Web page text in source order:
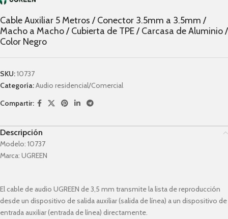
Cable Auxiliar 5 Metros / Conector 3.5mm a 3.5mm /
Macho a Macho / Cubierta de TPE / Carcasa de Aluminio /
Color Negro
SKU:10737
Categoría:Audio residencial/Comercial
Compartir:
Descripción
Modelo: 10737
Marca: UGREEN
El cable de audio UGREEN de 3,5 mm transmite la lista de reproducción
desde un dispositivo de salida auxiliar (salida de línea) a un dispositivo de
entrada auxiliar (entrada de línea) directamente.